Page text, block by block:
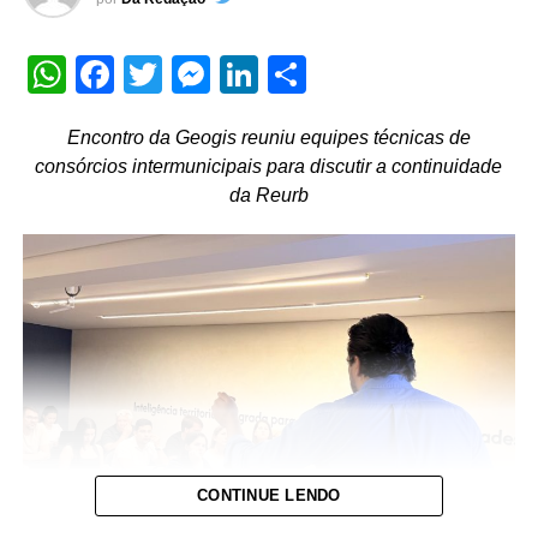
muitos entraves para ser colocada em prática.
O reflexo dessas dificuldades bate à porta de Mato
Grosso, afinal, de acordo com 20º Anuário Brasileiro de
Segurança Pública em julho deste ano, o estado registrou
a terceira maior taxa de feminicídios do país em 2025.
Naquele ano, Mato Grosso teve uma taxa de 2,7
feminicídios para cada 100 mil habitantes.
Embora estes números sejam menores do que os
registrados em 2024, ano em que Mato Grosso figurou em
primeiro lugar nas taxas de feminicídios com 2,5 casos
para cada 100 mil habitantes, a coordenadora do Núcleo
de Defesa da Mulher (Nudem) da Defensoria Pública do
Mas como mudar esse quadro? De que forma a lei Maria
WhatsApp
Facebook
TwitterMessenger
LinkedIn
Encontro da Geogis reuniu equipes técnicas de
consórcios intermunicipais para discutir a continuidade
da Reurb
CONTINUE LENDO